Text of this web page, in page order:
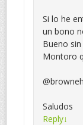
Si lo he
un bono
Bueno
Montoro
Saludos
Reply↓